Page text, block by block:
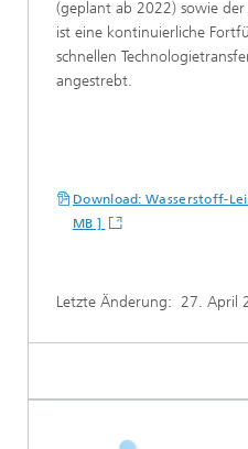
(geplant ab 2022) sowie
ist eine kontinuierliche
schnellen
angestrebt.
Download: Wasserstoff-
MB ]
Letzte Änderung: 27. April